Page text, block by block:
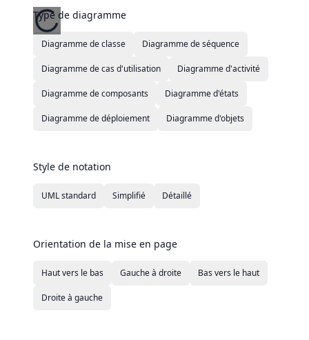
Type de diagramme
Diagramme de classe Diagramme de séquence
Diagramme de cas d'utilisation Diagramme d'activité
Diagramme de composants Diagramme d'états
Diagramme de déploiement Diagramme d'objets
Style de notation
UML standard Simplifié Détaillé
Orientation de la mise en page
Haut vers le bas Gauche à droite Bas vers le haut
Droite à gauche